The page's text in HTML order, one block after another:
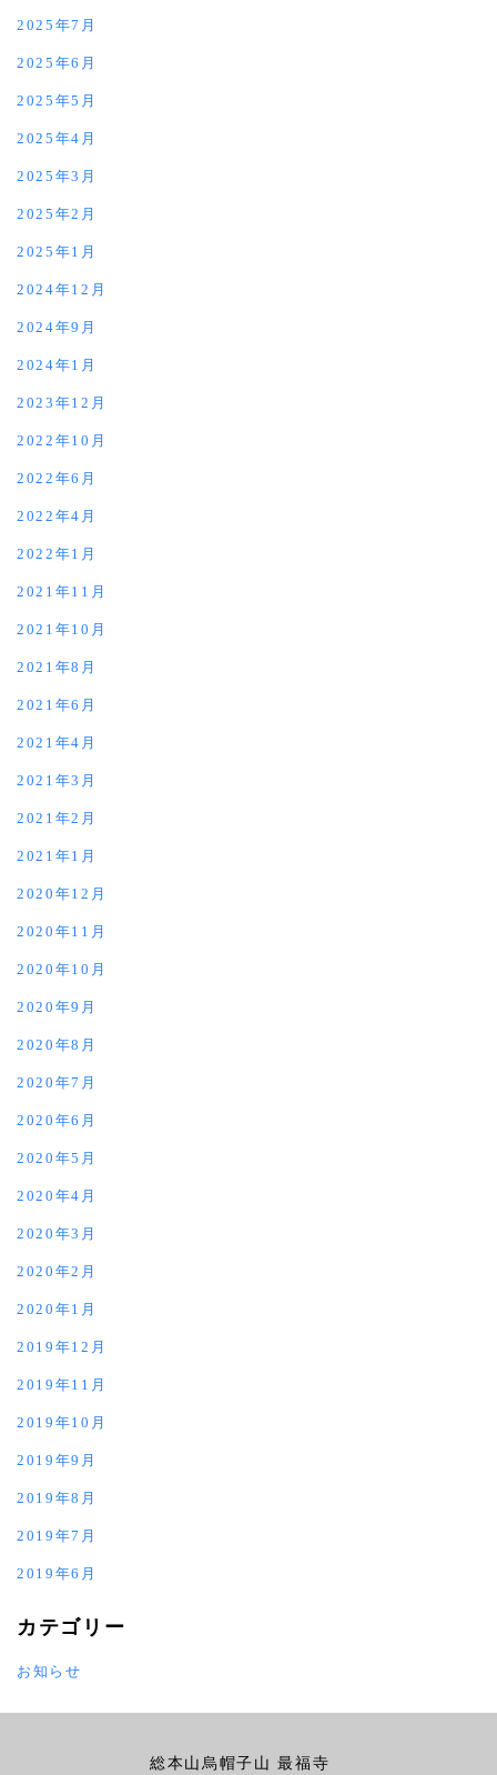
2025年7月
2025年6月
2025年5月
2025年4月
2025年3月
2025年2月
2025年1月
2024年12月
2024年9月
2024年1月
2023年12月
2022年10月
2022年6月
2022年4月
2022年1月
2021年11月
2021年10月
2021年8月
2021年6月
2021年4月
2021年3月
2021年2月
2021年1月
2020年12月
2020年11月
2020年10月
2020年9月
2020年8月
2020年7月
2020年6月
2020年5月
2020年4月
2020年3月
2020年2月
2020年1月
2019年12月
2019年11月
2019年10月
2019年9月
2019年8月
2019年7月
2019年6月
カテゴリー
お知らせ
総本山烏帽子山 最福寺